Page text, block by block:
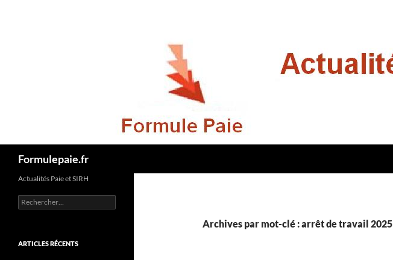
Formulepaie.fr
Archives par mot-clé : arrêt de travail 2025
Actualités Paie et SIRH
Rechercher :
ARTICLES RÉCENTS